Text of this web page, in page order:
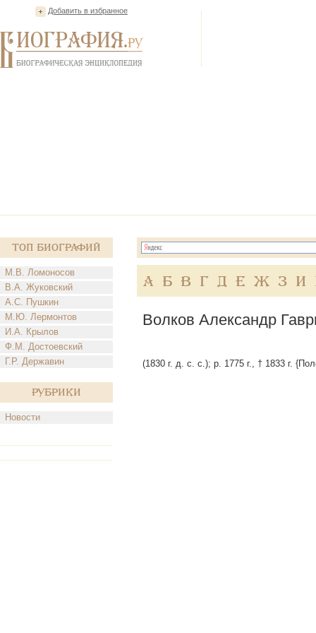
Добавить в избранное
Топ Биографий
М.В. Ломоносов
В.А. Жуковский
А.С. Пушкин
М.Ю. Лермонтов
И.А. Крылов
Ф.М. Достоевский
Г.Р. Державин
Рубрики
Новости
А Б В Г Д Е Ж З И
Волков Александр
(1830 г. д. с. с.); р. 1775 г., † 1833 г.